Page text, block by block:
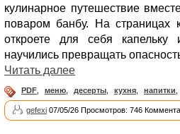
кулинарное путешествие
поваром банбу. На страницах
откроете для себя капельку
научились превращать
Читать далее
PDF, меню, десерты, кухня, напитки,
gefexi 07/05/26 Просмотров: 746